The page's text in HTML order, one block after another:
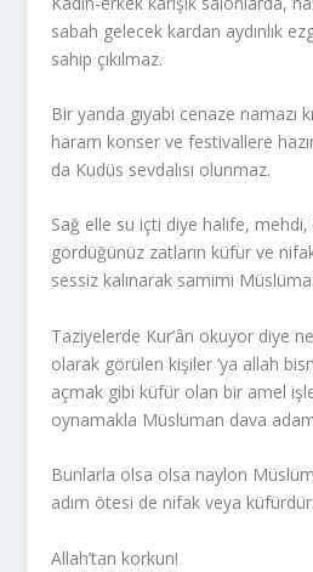
sabah gelecek kardan aydınlık
sahip çıkılmaz.
Bir yanda gıyabi cenaze namazı
haram konser ve festivallere
da Kudüs sevdalısı olunmaz.
Sağ elle su içti diye halife, mehdi,
gördüğünüz zatların küfür ve
sessiz kalınarak samimi
Taziyelerde Kur’ân okuyor diye
olarak görülen kişiler ‘ya allah
açmak gibi küfür olan bir amel
oynamakla Müslüman dava
Bunlarla olsa olsa naylon
adım ötesi de nifak veya küfürdür.
Allah’tan korkun!